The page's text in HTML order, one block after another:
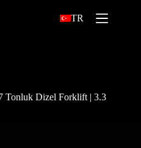
TR
Tonluk Dizel Forklift | 3.3